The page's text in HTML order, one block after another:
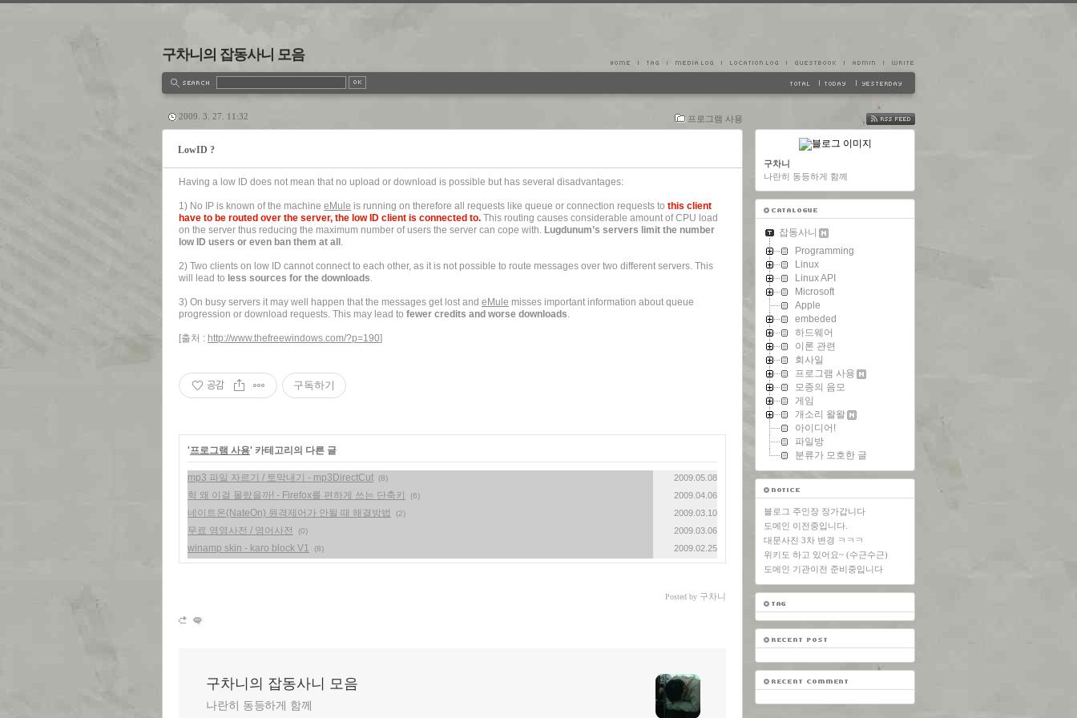
구차니의 잡동사니 모음
프로그램 사용
2009. 3. 27. 11:32
LowID ?
Having a low ID does not mean that no upload or download is possible but has several disadvantages:
1) No IP is known of the machine eMule is running on therefore all requests like queue or connection requests to this client
have to be routed over the server, the low ID client is connected to. This routing causes considerable amount of CPU load
on the server thus reducing the maximum number of users the server can cope with. Lugdunum’s servers limit the number
low ID users or even ban them at all .
2) Two clients on low ID cannot connect to each other, as it is not possible to route messages over two different servers. This
will lead to less sources for the downloads.
3) On busy servers it may well happen that the messages get lost and eMule misses important information about queue
progression or download requests. This may lead to fewer credits and worse downloads.
[출처 : http://www.thefreewindows.com/?p=190]
공감 구독하기
'프로그램 사용' 카테고리의 다른 글
mp3 파일 자르기 / 토막내기 - mp3DirectCut (8) 2009.05.08
헉 왜 이걸 몰랐을까! - Firefox를 편하게 쓰는 단축키 (6) 2009.04.06
네이트온(NateOn) 원격제어가 안될 때 해결방법 (2) 2009.03.10
무료 영영사전 / 영어사전 (0) 2009.03.06
winamp skin - karo block V1 (8) 2009.02.25
Posted by 구차니
구차니의 잡동사니 모음
나란히 동등하게 함께
FEED
구차니
나란히 동등하게 함께
잡동사니
Programming
Linux
Linux API
Microsoft
Apple
embeded
하드웨어
이론 관련
회사일
프로그램 사용
모종의 음모
게임
개소리 왈왈
아이디어!
파일방
분류가 모호한 글
블로그 주인장 장가갑니다
도메인 이전중입니다.
대문사진 3차 변경 ㅋㅋㅋ
위키도 하고 있어요~ (수근수근)
도메인 기관이전 준비중입니다